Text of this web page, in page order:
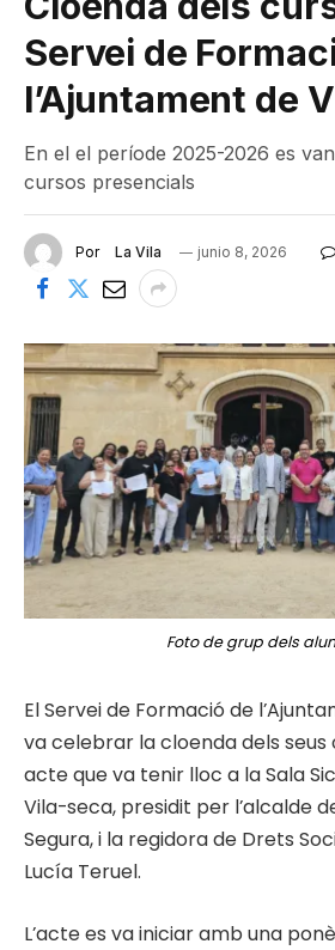
Servei de
l’Ajuntament de
En el el període 2025-2026 es
cursos presencials
Por La Vila junio 8, 2026
Foto de grup dels
El Servei de Formació de
va celebrar la cloenda dels seus
acte que va tenir lloc a la Sala
Vila-seca, presidit per l’alcalde
Segura, i la regidora de Drets
Lucía Teruel.
L’acte es va iniciar amb una